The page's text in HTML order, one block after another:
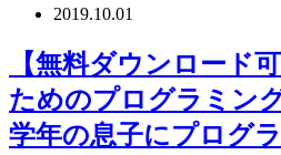
2019.10.01
【無料ダウンロード
ためのプログラミン
学年の息子にプログ